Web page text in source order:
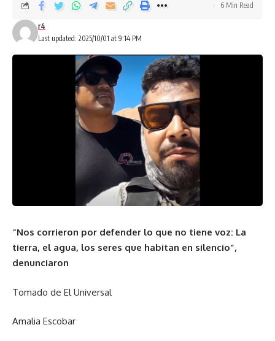
Last updated: 2025/10/01 at 9:14 PM
r4
6 Min Read
“Nos corrieron por defender lo que no tiene voz: La
tierra, el agua, los seres que habitan en silencio”,
denunciaron
Tomado de El Universal
Amalia Escobar